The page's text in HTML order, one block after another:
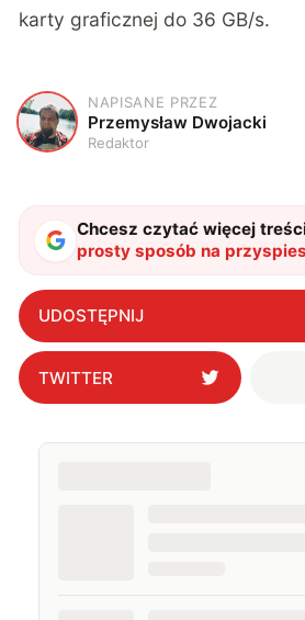
karty graficznej do 36 GB/s.
P
NAPISANE PRZEZ
Przemysław Dwojacki
Redaktor
Chcesz czytać więcej
prosty sposób na
graficznej. Gracze są
UDOSTĘPNIJ
TWITTER